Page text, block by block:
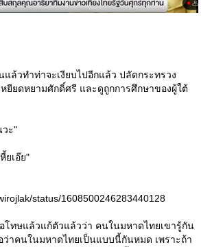
แล้วทำท่าจะเงียบไปอีกแล้ว ปลัดกระทรวง
ยียดหยามศักดิ์ศรี และดูถูกการศึกษาของผู้ใต้
วะ"
ยเอ๊ย"
status/1608500246283440128
ทษแล้วแก้ตัวแล้วว่า คนในมหาดไทยเขารู้กัน
อว่าคนในมหาดไทยเป็นแบบนี้กันหมด เพราะถ้า